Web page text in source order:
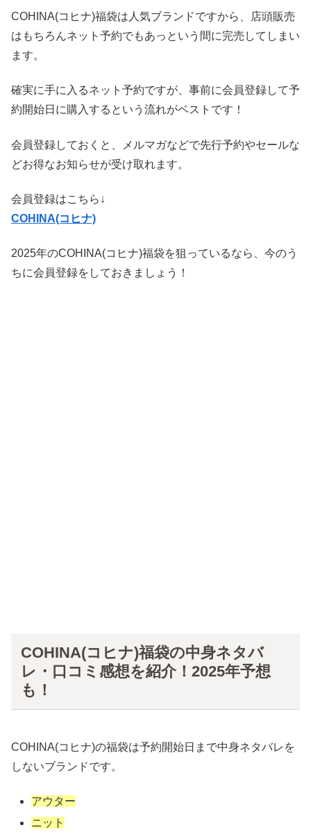
COHINA(コヒナ)福袋は人気ブランドですから、店頭販売
はもちろんネット予約でもあっという間に完売してしまい
ます。
確実に手に入るネット予約ですが、事前に会員登録して予
約開始日に購入するという流れがベストです！
会員登録しておくと、メルマガなどで先行予約やセールな
どお得なお知らせが受け取れます。
会員登録はこちら↓
COHINA(コヒナ)
2025年のCOHINA(コヒナ)福袋を狙っているなら、今のう
ちに会員登録をしておきましょう！
COHINA(コヒナ)福袋の中身ネタバ
レ・口コミ感想を紹介！2025年予想
も！
COHINA(コヒナ)の福袋は予約開始日まで中身ネタバレを
しないブランドです。
アウター
ニット